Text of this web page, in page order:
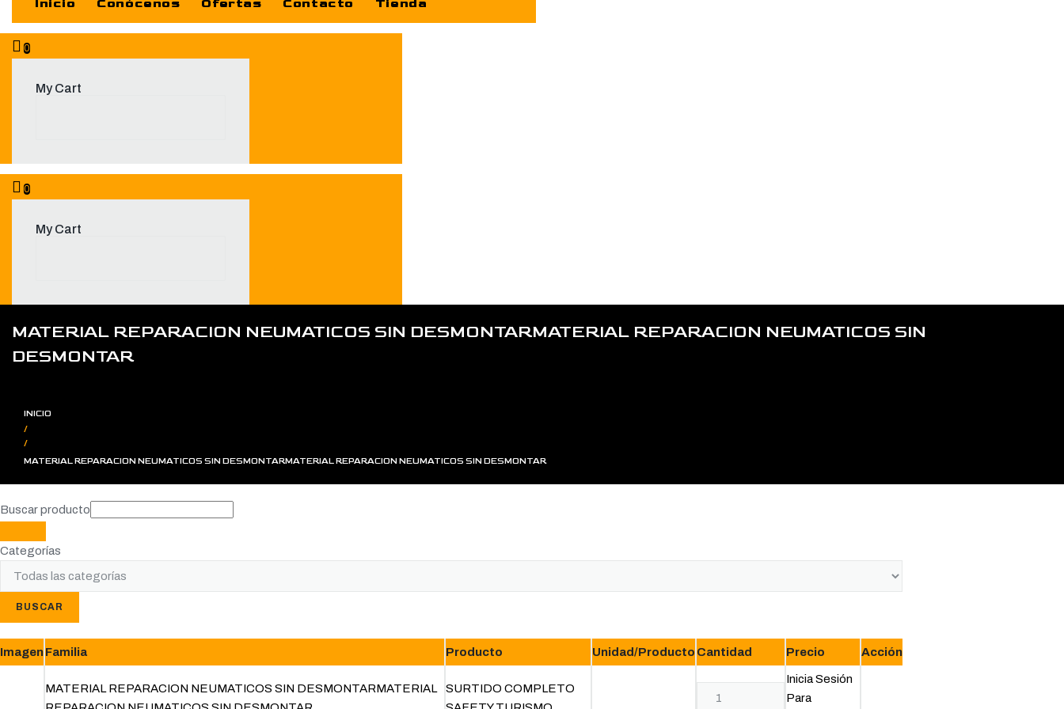
Inicio Conócenos Ofertas Contacto Tienda
0
My Cart
0
My Cart
MATERIAL REPARACION NEUMATICOS SIN DESMONTARMATERIAL REPARACION NEUMATICOS SIN
DESMONTAR
INICIO
/
/
MATERIAL REPARACION NEUMATICOS SIN DESMONTARMATERIAL REPARACION NEUMATICOS SIN DESMONTAR
Buscar producto
Categorías
BUSCAR
ImagenFamilia Producto Unidad/Producto Cantidad Precio Acción
MATERIAL REPARACION NEUMATICOS SIN DESMONTARMATERIAL
SURTIDO COMPLETO
Inicia Sesión
Para